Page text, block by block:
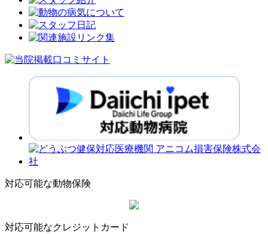
対応可能な動物保険
対応可能なクレジットカード